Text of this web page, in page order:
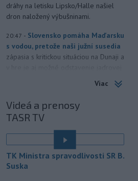
dráhy na letisku Lipsko/Halle našiel
dron naložený výbušninami.
20:47 - Slovensko pomáha Maďarsku
s vodou, pretože naši južní susedia
zápasia s kritickou situáciou na Dunaji a
objavila ďalší podzemný tunel,
ktorý mal
slúžiť na nelegálne
prevádzanie migrantov z Bieloruska
na územie tohto členského štátu
Európskej únie.
20:08 - Ruská dezinformačná
Viac
Videá a prenosy
TASR TV
TK Ministra spravodlivosti SR B.
Suska